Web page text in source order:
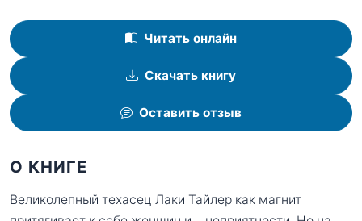
Читать онлайн
Скачать книгу
Оставить отзыв
О КНИГЕ
Великолепный техасец Лаки Тайлер как магнит